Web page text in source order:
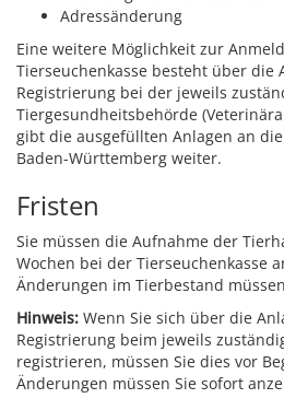
Adressänderung
Eine weitere Möglichkeit zur
Tierseuchenkasse besteht über die
Registrierung bei der jeweils
Tiergesundheitsbehörde
gibt die ausgefüllten Anlagen an
Baden-Württemberg weiter.
Fristen
Sie müssen die Aufnahme der
Wochen bei der Tierseuchenkasse
Änderungen im Tierbestand
Hinweis: Wenn Sie sich über die
Registrierung beim jeweils
registrieren, müssen Sie dies vor
Änderungen müssen Sie sofort